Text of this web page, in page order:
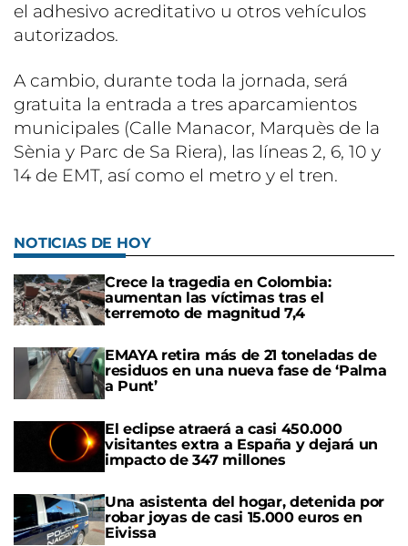
el adhesivo acreditativo u otros vehículos
autorizados.
A cambio, durante toda la jornada, será
gratuita la entrada a tres aparcamientos
municipales (Calle Manacor, Marquès de la
Sènia y Parc de Sa Riera), las líneas 2, 6, 10 y
14 de EMT, así como el metro y el tren.
NOTICIAS DE HOY
Crece la tragedia en Colombia:
aumentan las víctimas tras el
terremoto de magnitud 7,4
EMAYA retira más de 21 toneladas de
residuos en una nueva fase de ‘Palma
a Punt’
El eclipse atraerá a casi 450.000
visitantes extra a España y dejará un
impacto de 347 millones
Una asistenta del hogar, detenida por
robar joyas de casi 15.000 euros en
Eivissa